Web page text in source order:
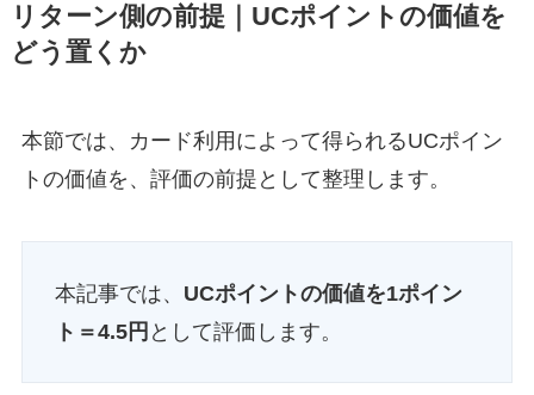
リターン側の前提｜UCポイントの価値を
どう置くか
本節では、カード利用によって得られるUCポイン
トの価値を、評価の前提として整理します。
本記事では、 UCポイントの価値を1ポイン
ト＝4.5円 として評価します。